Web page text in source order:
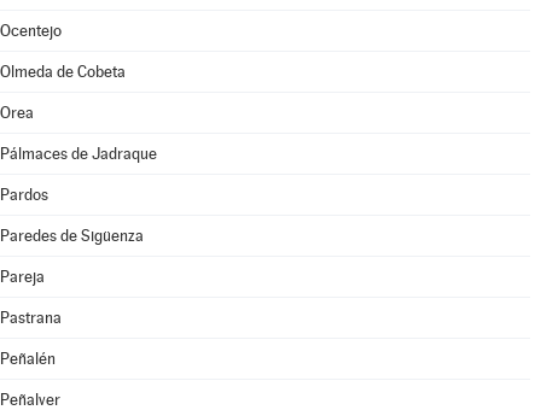
Ocentejo
Olmeda de Cobeta
Orea
Pálmaces de Jadraque
Pardos
Paredes de Sigüenza
Pareja
Pastrana
Peñalén
Peñalver